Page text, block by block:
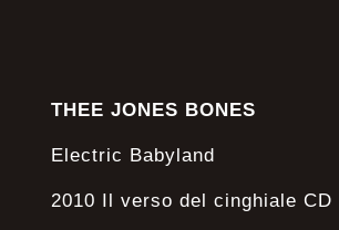
THEE JONES BONES
Electric Babyland
2010 Il verso del cinghiale CD